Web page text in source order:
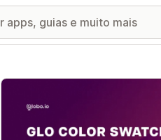
Galeria de imagens em destaque